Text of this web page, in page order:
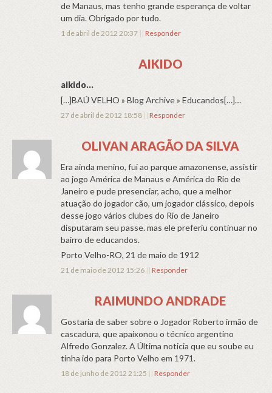
de Manaus, mas tenho grande esperança de voltar
um dia. Obrigado por tudo.
1 de abril de 2012 20:37 || Responder
AIKIDO
aikido…
[…]BAÚ VELHO » Blog Archive » Educandos[…]…
27 de abril de 2012 18:58 || Responder
OLIVAN ARAGÃO DA SILVA
Era ainda menino, fui ao parque amazonense, assistir
ao jogo América de Manaus e América do Rio de
Janeiro e pude presenciar, acho, que a melhor
atuação do jogador cão, um jogador clássico, depois
desse jogo vários clubes do Rio de Janeiro
disputaram seu passe. mas ele preferiu continuar no
bairro de educandos.
Porto Velho-RO, 21 de maio de 1912
21 de maio de 2012 15:26 || Responder
RAIMUNDO ANDRADE
Gostaria de saber sobre o Jogador Roberto irmão de
cascadura, que apaixonou o técnico argentino
Alfredo Gonzalez. A Última noticia que eu soube eu
tinha ido para Porto Velho em 1971.
18 de junho de 2012 21:25 || Responder